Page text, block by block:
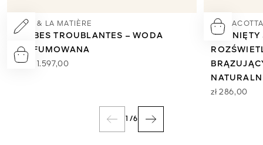
L'ART & LA MATIÈRE
HERBES TROUBLANTES – WODA
PERFUMOWANA
Od
zł 1.597,00
MUŚNIĘTY
zł 286,00
1 /6